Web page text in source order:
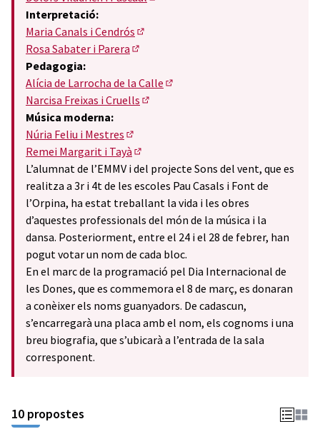
Interpretació:
Maria Canals i Cendrós
(Obrir en una pestanya nova)
Rosa Sabater i Parera
Pedagogia:
Alícia de Larrocha de la Calle
Narcisa Freixas i Cruells
Música moderna:
Núria Feliu i Mestres
(Obrir en una pestanya nova)
Remei Margarit i Tayà
(Obrir en una pestanya nova)
L’alumnat de l’EMMV i del projecte Sons del vent, que es
realitza a 3r i 4t de les escoles Pau Casals i Font de
l’Orpina, ha estat treballant la vida i les obres
d’aquestes professionals del món de la música i la
dansa. Posteriorment, entre el 24 i el 28 de febrer, han
pogut votar un nom de cada bloc.
En el marc de la programació pel Dia Internacional de
les Dones, que es commemora el 8 de març, es donaran
a conèixer els noms guanyadors. De cadascun,
s’encarregarà una placa amb el nom, els cognoms i una
breu biografia, que s’ubicarà a l’entrada de la sala
corresponent.
10 propostes